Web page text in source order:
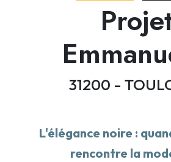
31200 -
L'élégance noire :
rencontre la